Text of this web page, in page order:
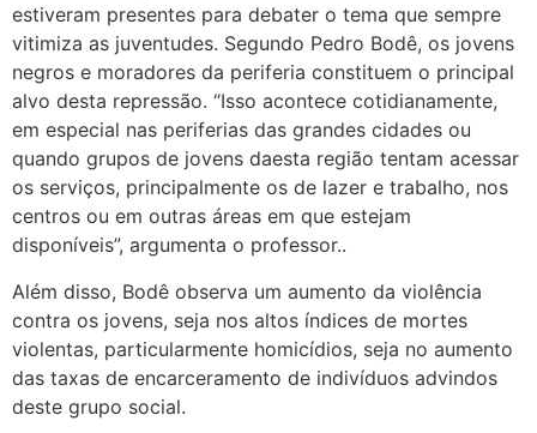
estiveram presentes para debater o tema que sempre
vitimiza as juventudes. Segundo Pedro Bodê, os jovens
negros e moradores da periferia constituem o principal
alvo desta repressão. “Isso acontece cotidianamente,
em especial nas periferias das grandes cidades ou
quando grupos de jovens daesta região tentam acessar
os serviços, principalmente os de lazer e trabalho, nos
centros ou em outras áreas em que estejam
disponíveis”, argumenta o professor..
Além disso, Bodê observa um aumento da violência
contra os jovens, seja nos altos índices de mortes
violentas, particularmente homicídios, seja no aumento
das taxas de encarceramento de indivíduos advindos
deste grupo social.